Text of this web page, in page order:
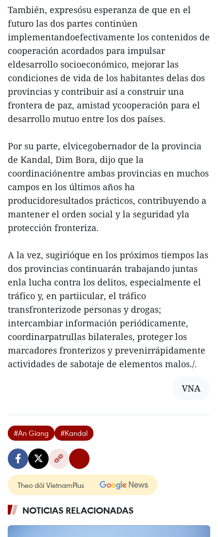
También, expresósu esperanza de que en el
futuro las dos partes continúen
implementandoefectivamente los contenidos de
cooperación acordados para impulsar
eldesarrollo socioeconómico, mejorar las
condiciones de vida de los habitantes delas dos
provincias y contribuir así a construir una
frontera de paz, amistad ycooperación para el
desarrollo mutuo entre los dos países.
Por su parte, elvicegobernador de la provincia
de Kandal, Dim Bora, dijo que la
coordinaciónentre ambas provincias en muchos
campos en los últimos años ha
producidoresultados prácticos, contribuyendo a
mantener el orden social y la seguridad yla
protección fronteriza.
A la vez, sugirióque en los próximos tiempos las
dos provincias continuarán trabajando juntas
enla lucha contra los delitos, especialmente el
tráfico y, en partiicular, el tráfico
transfronterizode personas y drogas;
intercambiar información periódicamente,
coordinarpatrullas bilaterales, proteger los
marcadores fronterizos y prevenirrápidamente
actividades de sabotaje de elementos malos./.
VNA
#An Giang #Kandal
Theo dõi VietnamPlus
NOTICIAS RELACIONADAS